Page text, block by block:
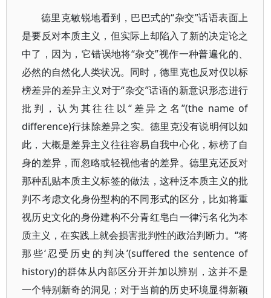
德里克敏锐地看到，巴巴式的“杂交”话语表面上
是要反对本质主义，但实际上却陷入了新的决定论之
中了，因为，它错误地将“杂交”视作一种普遍化的、
必然的自然化人类状况。同时，德里克也反对仅以标
榜差异的差异主义对于“杂交”话语的新意识形态进行
批判，认为其往往以“差异之名”(the name of
difference)行抹除差异之实。德里克没有说明何以如
此，大概是差异主义往往容易自我中心化，标榜了自
身的差异，而忽略或轻视他者的差异。德里克还反对
那种乱贴本质主义标签的做法，这种泛本质主义的批
判不考虑文化身份型构的不同形式的区分，比如将重
视历史文化的身份建构不分青红皂白一律污名化为本
质主义，在实践上就会损害批判性的政治判断力。“将
那些‘忍受历史的判决’(suffered the sentence of
history)的群体从内部区分开并加以辨别，这并不是
一个特别新奇的洞见；对于当前的历史环境显得新颖